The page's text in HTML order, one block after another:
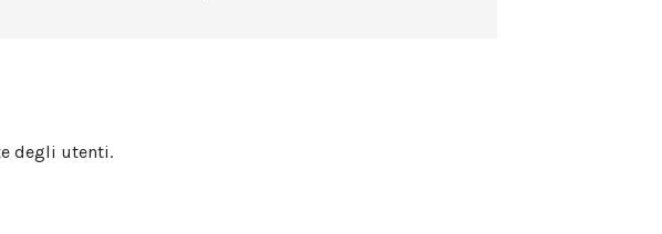
degli utenti.